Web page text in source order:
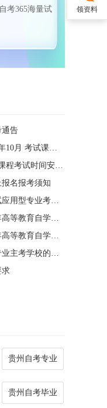
考365海量试
通告
四川省高等教育自学考试（262次）2026年10月 考试课程简表
关于公布2027年1月广东省自学考试开考课程考试时间安排和使用教材的通知
名报考须知
关于西南财经大学2026年下半年自学考试应用型专业考籍更改办理的通知
四川省教育考试院关于受理2026年下半年高等教育自学考试省际转考申请的通告
四川省教育考试院关于受理2026年下半年高等教育自学考试考籍更改申请的通告
关于调整广东省高等教育自学考试部分专业主考学校的通知
求
贵州自考专业
贵州自考毕业
领资料